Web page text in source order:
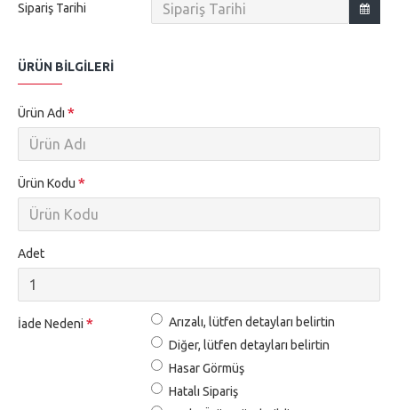
Sipariş Tarihi
ÜRÜN BILGILERI
Ürün Adı
Ürün Kodu
Adet
İade Nedeni
Arızalı, lütfen detayları belirtin
Diğer, lütfen detayları belirtin
Hasar Görmüş
Hatalı Sipariş